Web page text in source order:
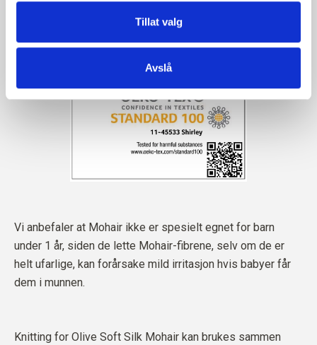
Tillat valg
Avslå
Vi anbefaler at Mohair ikke er spesielt egnet for barn
under 1 år, siden de lette Mohair-fibrene, selv om de er
helt ufarlige, kan forårsake mild irritasjon hvis babyer får
dem i munnen.
Knitting for Olive Soft Silk Mohair kan brukes sammen